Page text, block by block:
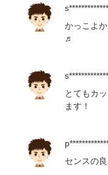
かっこよ
♬
とてもカ
ます！
センスの